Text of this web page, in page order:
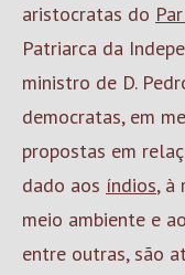
aristocratas do
Patriarca da
ministro de D.
democratas, em
propostas em
dado aos índios, à
meio ambiente e
entre outras, são